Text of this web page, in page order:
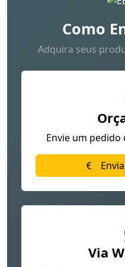
Como
Adquira seus
Envie um
Via